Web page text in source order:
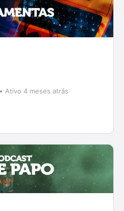
Ativo 4 meses atrás